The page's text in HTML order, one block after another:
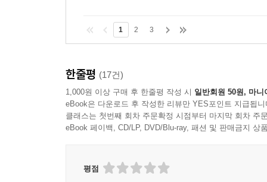
1 2 3
한줄평 (17건)
1,000원 이상 구매 후 한줄평 작성 시 일반회원 50원, 마니
eBook은 다운로드 후 작성한 리뷰만 YES포인트 지급됩니
클래스는 첫번째 회차 주문확정 시점부터 마지막 회차 주
eBook 페이백, CD/LP, DVD/Blu-ray, 패션 및 판매금지 상
평점